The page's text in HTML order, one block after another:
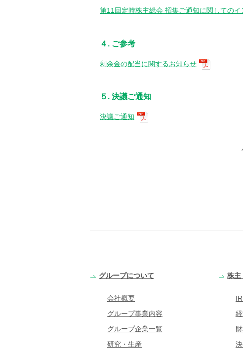
第11回定時株主総会 招集ご通知に関しての
４. ご参考
剰余金の配当に関するお知らせ
５. 決議ご通知
決議ご通知
グループについて
会社概要
グループ事業内容
グループ企業一覧
研究・生産
株主